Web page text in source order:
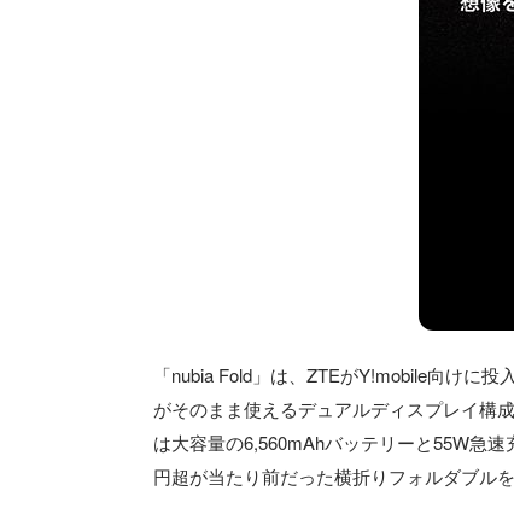
「nubia Fold」は、ZTEがY!mobile向けに
がそのまま使えるデュアルディスプレイ構
は大容量の6,560mAhバッテリーと55W急
円超が当たり前だった横折りフォルダブル